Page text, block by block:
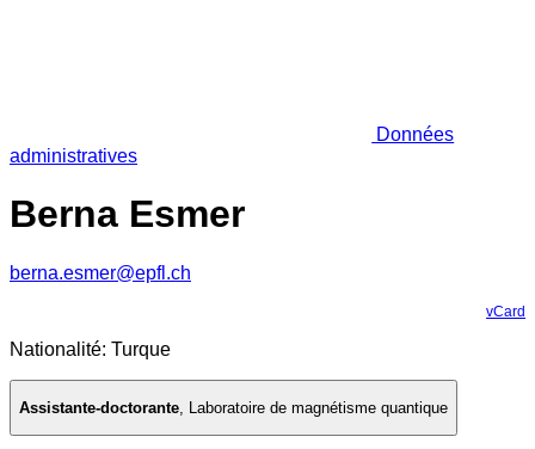
Données
administratives
Berna Esmer
berna.esmer@epfl.ch
vCard
Nationalité: Turque
Assistante-doctorante, Laboratoire de magnétisme quantique